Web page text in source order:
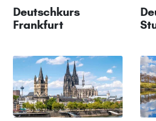
Deutschkurs
Frankfurt